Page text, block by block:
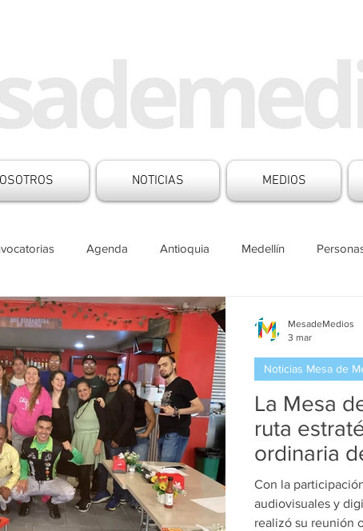
NOTICIAS MEDIOS
Agenda Antioquia Medellín
Noticias Mesa de Medios Boletines
Institucional Medios Impresos Medio Digital Medio
de Cine
La Mesa
ruta
ordinaria
Con la
audiovisuales y
realizó su reunión
Noticias Mesa de
MesadeMedios
3 mar